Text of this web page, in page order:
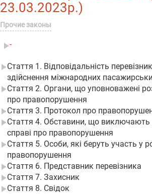
23.03.2023р.)
Прочие законы
-
Стаття 1. Відповідальність
здійснення міжнародних
Стаття 2. Органи, що уповноважені
про правопорушення
Стаття 3. Протокол про
Стаття 4. Обставини, що
справі про правопорушення
Стаття 5. Особи, які беруть участь у
правопорушення
Стаття 6. Представник перевізника
Стаття 7. Захисник
Стаття 8. Свідок